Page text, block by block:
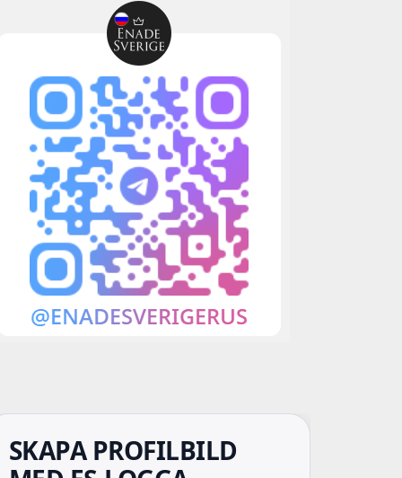
SKAPA PROFILBILD